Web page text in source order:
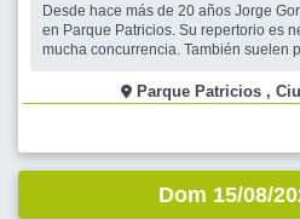
Desde hace más de 20 años Jorge
en Parque Patricios. Su repertorio es
mucha concurrencia. También suelen
La convocatoria es los domingos a las
mas tarde en ve
Dom 15/08/